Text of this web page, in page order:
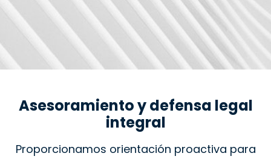
Asesoramiento y defensa legal
integral
Proporcionamos orientación proactiva para